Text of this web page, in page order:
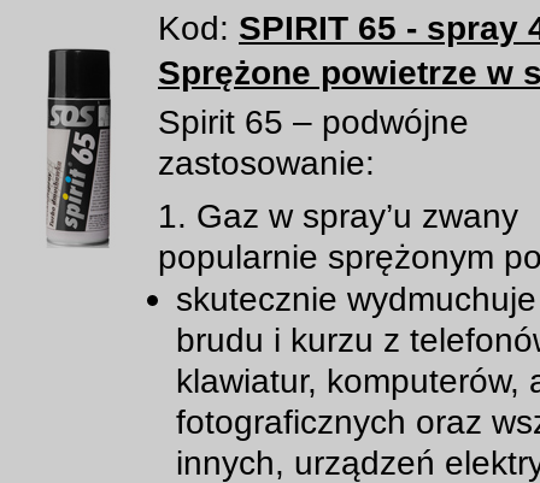
Kod: SPIRIT 65 - spray
Sprężone powietrze w
Spirit 65 – podwójne
zastosowanie:
1. Gaz w spray’u zwany
popularnie sprężonym
skutecznie
brudu i kurzu z
klawiatur, komputerów,
fotograficznych oraz
innych, urządzeń